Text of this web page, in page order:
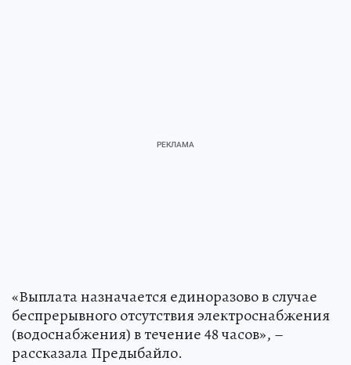
«Выплата назначается единоразово в случае
беспрерывного отсутствия электроснабжения
(водоснабжения) в течение 48 часов», –
рассказала Предыбайло.